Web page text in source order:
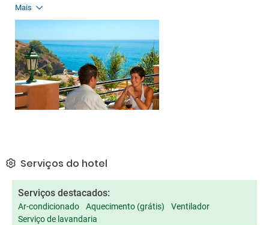
Mais
Serviços do hotel
Serviços destacados:
Ar-condicionado Aquecimento (grátis)
Ventilador
Serviço de lavandaria